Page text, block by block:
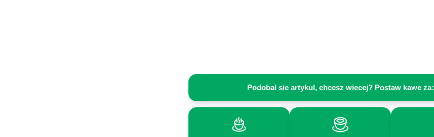
Podobal sie artykul, chcesz wiecej? Postaw kawe za: